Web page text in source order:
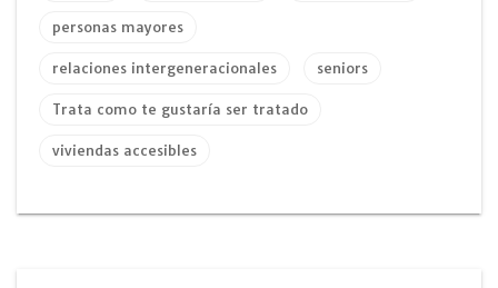
personas mayores
relaciones intergeneracionales seniors
Trata como te gustaría ser tratado
viviendas accesibles